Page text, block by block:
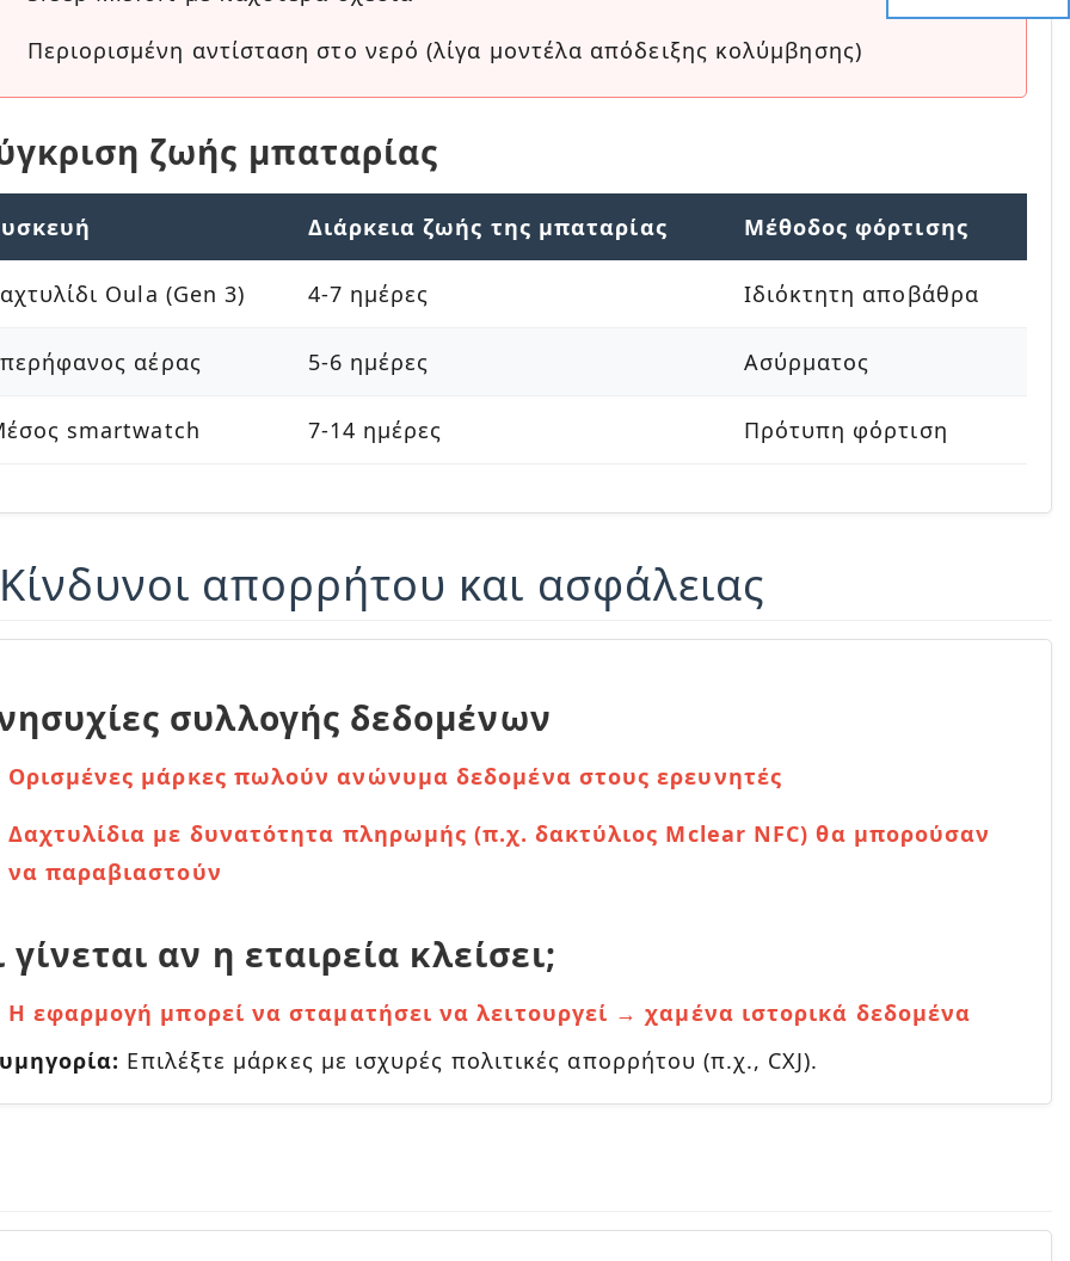
Περιορισμένη αντίσταση στο νερό (λίγα μοντέλα απόδειξης κολύμβησης)
ζωής μπαταρίας
Διάρκεια ζωής της μπαταρίας Μέθοδος φόρτισης
Oula (Gen 3) 4-7 ημέρες Ιδιόκτητη αποβάθρα
αέρας 5-6 ημέρες Ασύρματος
smartwatch 7-14 ημέρες Πρότυπη φόρτιση
απορρήτου και ασφάλειας
συλλογής δεδομένων
Ορισμένες μάρκες πωλούν ανώνυμα δεδομένα στους ερευνητές
Δαχτυλίδια με δυνατότητα πληρωμής (π.χ. δακτύλιος Mclear NFC) θα μπορούσαν
να παραβιαστούν
γίνεται αν η εταιρεία κλείσει;
Η εφαρμογή μπορεί να σταματήσει να λειτουργεί → χαμένα ιστορικά δεδομένα
Επιλέξτε μάρκες με ισχυρές πολιτικές απορρήτου (π.χ., CXJ).